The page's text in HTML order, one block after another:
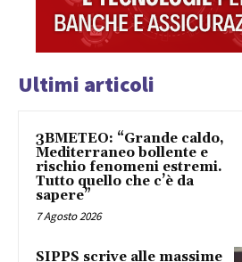
Ultimi articoli
3BMETEO: “Grande caldo,
Mediterraneo bollente e
rischio fenomeni estremi.
Tutto quello che c’è da
sapere”
7 Agosto 2026
SIPPS scrive alle massime